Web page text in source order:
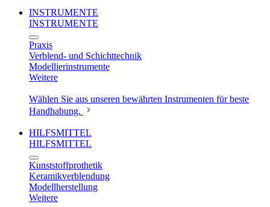
INSTRUMENTE
INSTRUMENTE
Praxis
Verblend- und Schichttechnik
Modellierinstrumente
Weitere
Wählen Sie aus unseren bewährten Instrumenten für beste
Handhabung.
HILFSMITTEL
HILFSMITTEL
Kunststoffprothetik
Keramikverblendung
Modellherstellung
Weitere